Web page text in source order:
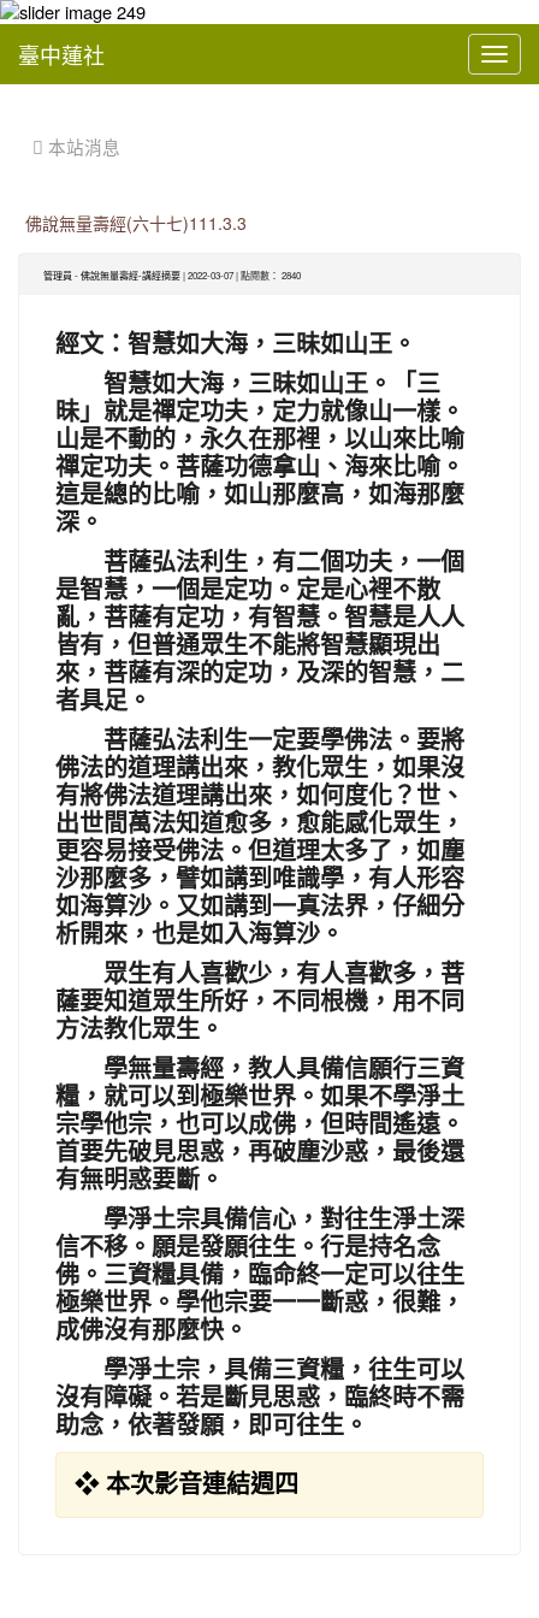
臺中蓮社
 本站消息
佛說無量壽經(六十七)111.3.3
管理員 -佛說無量壽經-講經摘要| 2022-03-07 | 點閱數： 2840
經文：智慧如大海，三昧如山王。
智慧如大海，三昧如山王。「三
昧」就是禪定功夫，定力就像山一樣。
山是不動的，永久在那裡，以山來比喻
禪定功夫。菩薩功德拿山、海來比喻。
這是總的比喻，如山那麼高，如海那麼
深。
菩薩弘法利生，有二個功夫，一個
是智慧，一個是定功。定是心裡不散
亂，菩薩有定功，有智慧。智慧是人人
皆有，但普通眾生不能將智慧顯現出
來，菩薩有深的定功，及深的智慧，二
者具足。
菩薩弘法利生一定要學佛法。要將
佛法的道理講出來，教化眾生，如果沒
有將佛法道理講出來，如何度化？世、
出世間萬法知道愈多，愈能感化眾生，
更容易接受佛法。但道理太多了，如塵
沙那麼多，譬如講到唯識學，有人形容
如海算沙。又如講到一真法界，仔細分
析開來，也是如入海算沙。
眾生有人喜歡少，有人喜歡多，菩
薩要知道眾生所好，不同根機，用不同
方法教化眾生。
學無量壽經，教人具備信願行三資
糧，就可以到極樂世界。如果不學淨土
宗學他宗，也可以成佛，但時間遙遠。
首要先破見思惑，再破塵沙惑，最後還
有無明惑要斷。
學淨土宗具備信心，對往生淨土深
信不移。願是發願往生。行是持名念
佛。三資糧具備，臨命終一定可以往生
極樂世界。學他宗要一一斷惑，很難，
成佛沒有那麼快。
學淨土宗，具備三資糧，往生可以
沒有障礙。若是斷見思惑，臨終時不需
助念，依著發願，即可往生。
❖ 本次影音連結週四